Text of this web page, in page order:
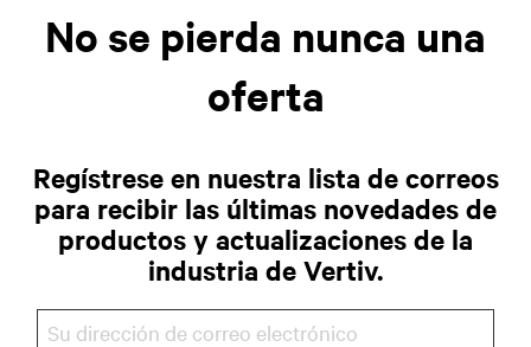
No se pierda nunca una
oferta
Regístrese en nuestra lista de correos
para recibir las últimas novedades de
productos y actualizaciones de la
industria de Vertiv.